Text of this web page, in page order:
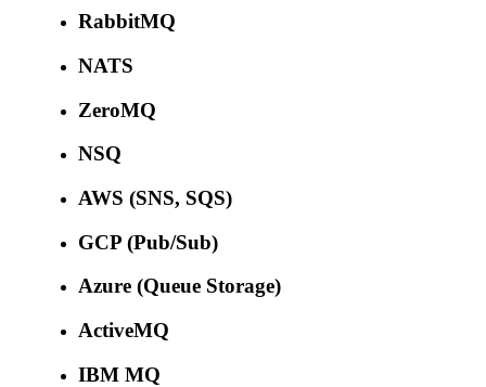
RabbitMQ
NATS
ZeroMQ
NSQ
AWS (SNS, SQS)
GCP (Pub/Sub)
Azure (Queue Storage)
ActiveMQ
IBM MQ